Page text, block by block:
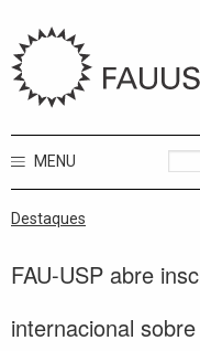
MENU
Destaques
FAU-USP abre
internacional